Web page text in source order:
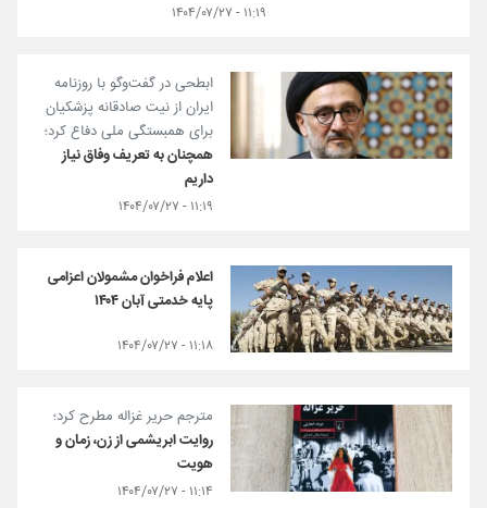
۱۱:۱۹ - ۱۴۰۴/۰۷/۲۷
ابطحی در گفت‌وگو با روزنامه
ایران از نیت صادقانه پزشکیان
برای همبستگی ملی دفاع کرد؛
همچنان به تعریف وفاق نیاز
داریم
۱۱:۱۹ - ۱۴۰۴/۰۷/۲۷
اعلام فراخوان مشمولان اعزامی
پایه خدمتی آبان ۱۴۰۴
۱۱:۱۸ - ۱۴۰۴/۰۷/۲۷
مترجم حریر غزاله مطرح کرد؛
روایت ابریشمی از زن، زمان و
هویت
۱۱:۱۴ - ۱۴۰۴/۰۷/۲۷